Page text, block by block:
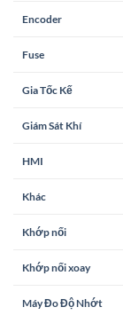
Encoder
Fuse
Gia Tốc Kế
Giám Sát Khí
HMI
Khác
Khớp nối
Khớp nối xoay
Máy Đo Độ Nhớt